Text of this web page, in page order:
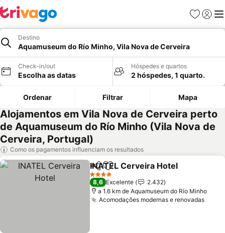
Favoritos
Iniciar
Destino
Aquamuseum do Río Minho, Vila Nova de Cerveira
Check-in/out
Escolha as datas
Hóspedes e quartos
2 hóspedes, 1 quarto.
Ordenar Filtrar Mapa
Alojamentos em Vila Nova de Cerveira perto
de Aquamuseum do Río Minho (Vila Nova de
Cerveira, Portugal)
Como os pagamentos influenciam os resultados
PartilharAdicionar aos favoritos
INATEL Cerveira Hotel
4 Estrelas
8,6 Excelente
2.432
a 1.6 km de Aquamuseum do Río Minho
Acomodações modernas e renovadas